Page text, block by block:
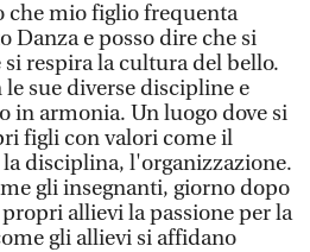
che mio figlio frequenta
Danza e posso dire che si
respira la cultura del bello.
sue diverse discipline e
in armonia. Un luogo dove si
figli con valori come il
disciplina, l'organizzazione.
gli insegnanti, giorno dopo
allievi la passione per la
gli allievi si affidano